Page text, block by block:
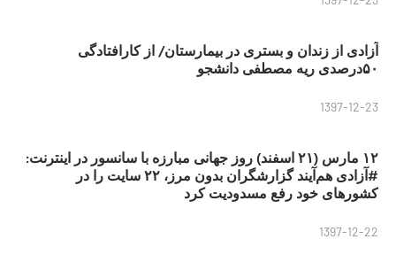
آزادی از زندان و بستری در بیمارستان/ از کارافتادگی
۵۰درصدی ریه مصطفی دانشجو
1397-12-23
۱۲ مارس (۲۱ اسفند) روز جهانی مبارزه با سانسور در اینترنت:
#آزادی هم‌آیند گزارشگران‌ بدون مرز، ۲۲ سایت را در
کشورهای خود رفع مسدودیت کرد
1397-12-22